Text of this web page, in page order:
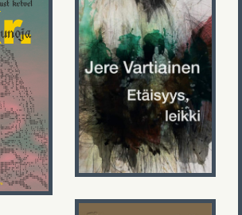
Jere Vartiainen
Etäisyys,
leikki